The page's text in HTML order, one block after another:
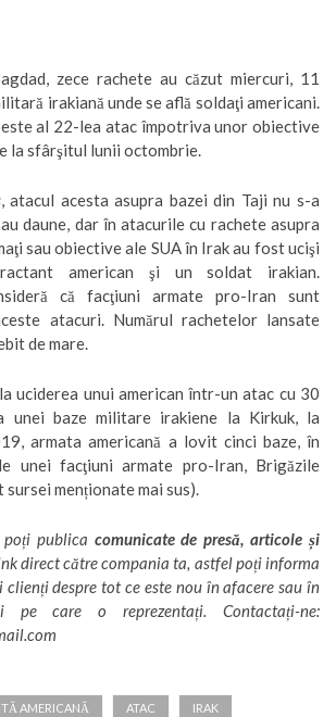
zece rachete au căzut miercuri, 11
irakiană unde se află soldaţi americani.
al 22-lea atac împotriva unor obiective
la sfârşitul lunii octombrie.
, atacul acesta asupra bazei din Taji nu s-a
daune, dar în atacurile cu rachete asupra
sau obiective ale SUA în Irak au fost ucişi
american şi un soldat irakian.
că facţiuni armate pro-Iran sunt
atacuri. Numărul rachetelor lansate
de mare.
uciderea unui american într-un atac cu 30
unei baze militare irakiene la Kirkuk, la
armata americană a lovit cinci baze, în
unei facţiuni armate pro-Iran, Brigăzile
menționate mai sus).
poți publica comunicate de presă, articole și
direct către compania ta, astfel poți informa
despre tot ce este nou în afacere sau în
pe care o reprezentați. Contactați-ne:
AMERICANĂ ATAC IRAK